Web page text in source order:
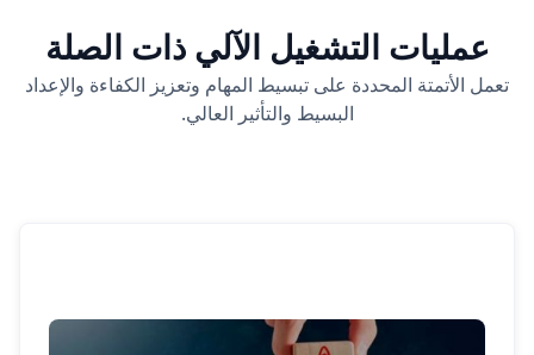
عمليات التشغيل الآلي ذات الصلة
تعمل الأتمتة المحددة على تبسيط المهام وتعزيز الكفاءة والإعداد
البسيط والتأثير العالي.